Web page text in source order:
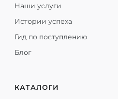
Наши услуги
Истории успеха
Гид по поступлению
Блог
КАТАЛОГИ